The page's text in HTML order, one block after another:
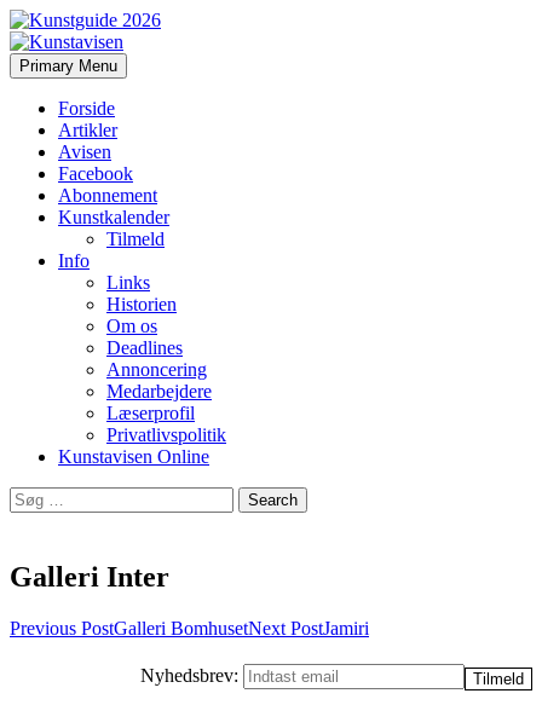
Kunstavisen
Search
Primary Menu Skip
to
Forside
Artikler
Avisen
Facebook
Abonnement
Kunstkalender
Tilmeld
Info
Links
Historien
Om os
Deadlines
Annoncering
Medarbejdere
Læserprofil
Privatlivspolitik
Kunstavisen Online
Search
for:
Galleri Inter
Post
Previous PostGalleri BomhusetNext PostJamiri
Nyhedsbrev: